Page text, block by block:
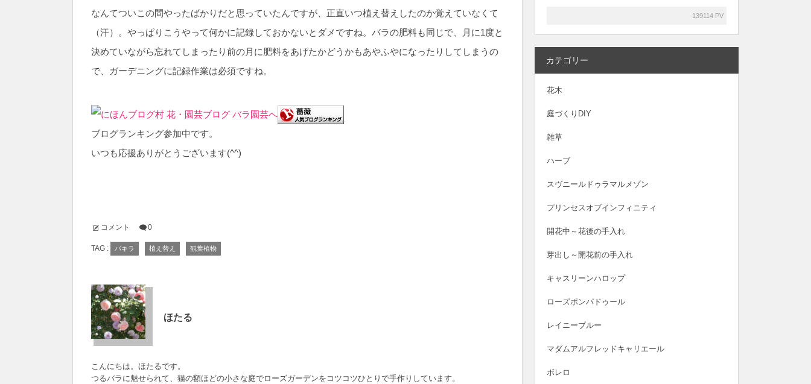
なんてついこの間やったばかりだと思っていたんですが、正直いつ植え替えしたのか覚えていなくて
（汗）。やっぱりこうやって何かに記録しておかないとダメですね。バラの肥料も同じで、月に1度と
決めていながら忘れてしまったり前の月に肥料をあげたかどうかもあやふやになったりしてしまうの
で、ガーデニングに記録作業は必須ですね。
ブログランキング参加中です。
いつも応援ありがとうございます(^^)
コメント 0
TAG : パキラ 植え替え 観葉植物
ほたる
こんにちは。ほたるです。
つるバラに魅せられて、猫の額ほどの小さな庭でローズガーデンをコツコツひとりで手作りしています。
139114 PV
カテゴリー
花木
庭づくりDIY
雑草
ハーブ
スヴニールドゥラマルメゾン
プリンセスオブインフィニティ
開花中～花後の手入れ
芽出し～開花前の手入れ
キャスリーンハロップ
ローズポンパドゥール
レイニーブルー
マダムアルフレッドキャリエール
ボレロ